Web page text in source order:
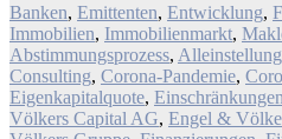
Banken, Emittenten, Entwicklung,
Immobilien, Immobilienmarkt,
Abstimmungsprozess,
Consulting, Corona-Pandemie,
Eigenkapitalquote, Einschränkungen
Völkers Capital AG, Engel &